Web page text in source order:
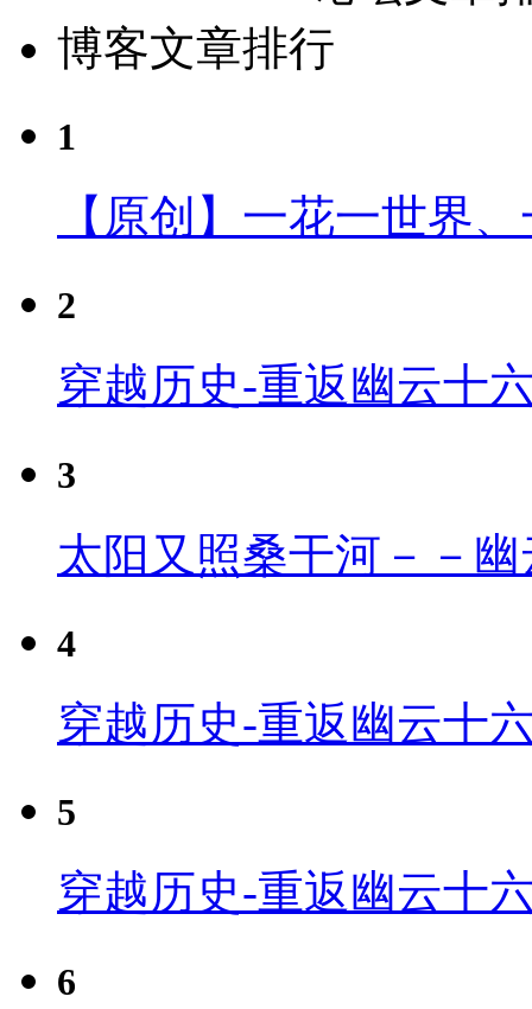
博客文章排行
1
【原创】一花一世界
2
穿越历史-重返幽云十
3
太阳又照桑干河－－
4
穿越历史-重返幽云十
5
穿越历史-重返幽云十
6